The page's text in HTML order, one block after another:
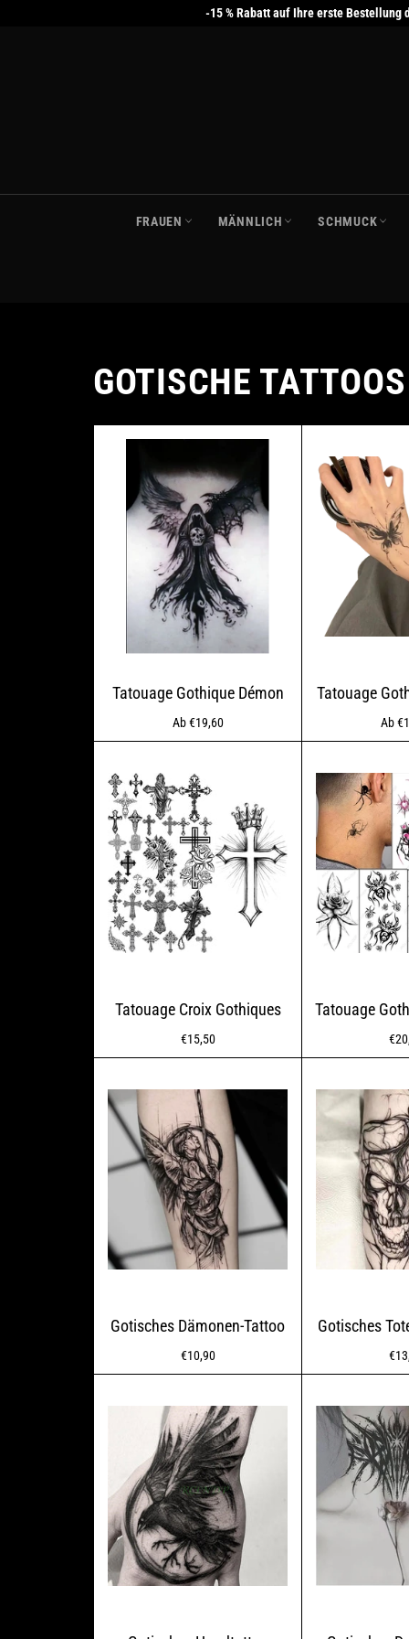
-15 % Rabatt auf Ihre erste
FRAUEN MÄNNLICH SCHMUCK
GOTISCHE TATTOOS
Tatouage Gothique Démon
Ab €19,60
Tatouage
Ab
Tatouage Croix Gothiques
Normaler
Preis
€15,50
Tatouage
Gotisches Dämonen-Tattoo
Normaler
Preis
€10,90
Gotisches